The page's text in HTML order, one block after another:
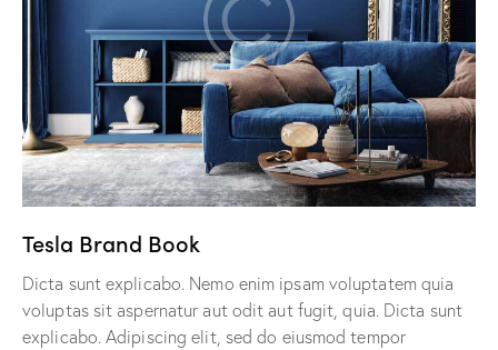
Tesla Brand Book
Dicta sunt explicabo. Nemo enim ipsam voluptatem quia
voluptas sit aspernatur aut odit aut fugit, quia. Dicta sunt
explicabo. Adipiscing elit, sed do eiusmod tempor